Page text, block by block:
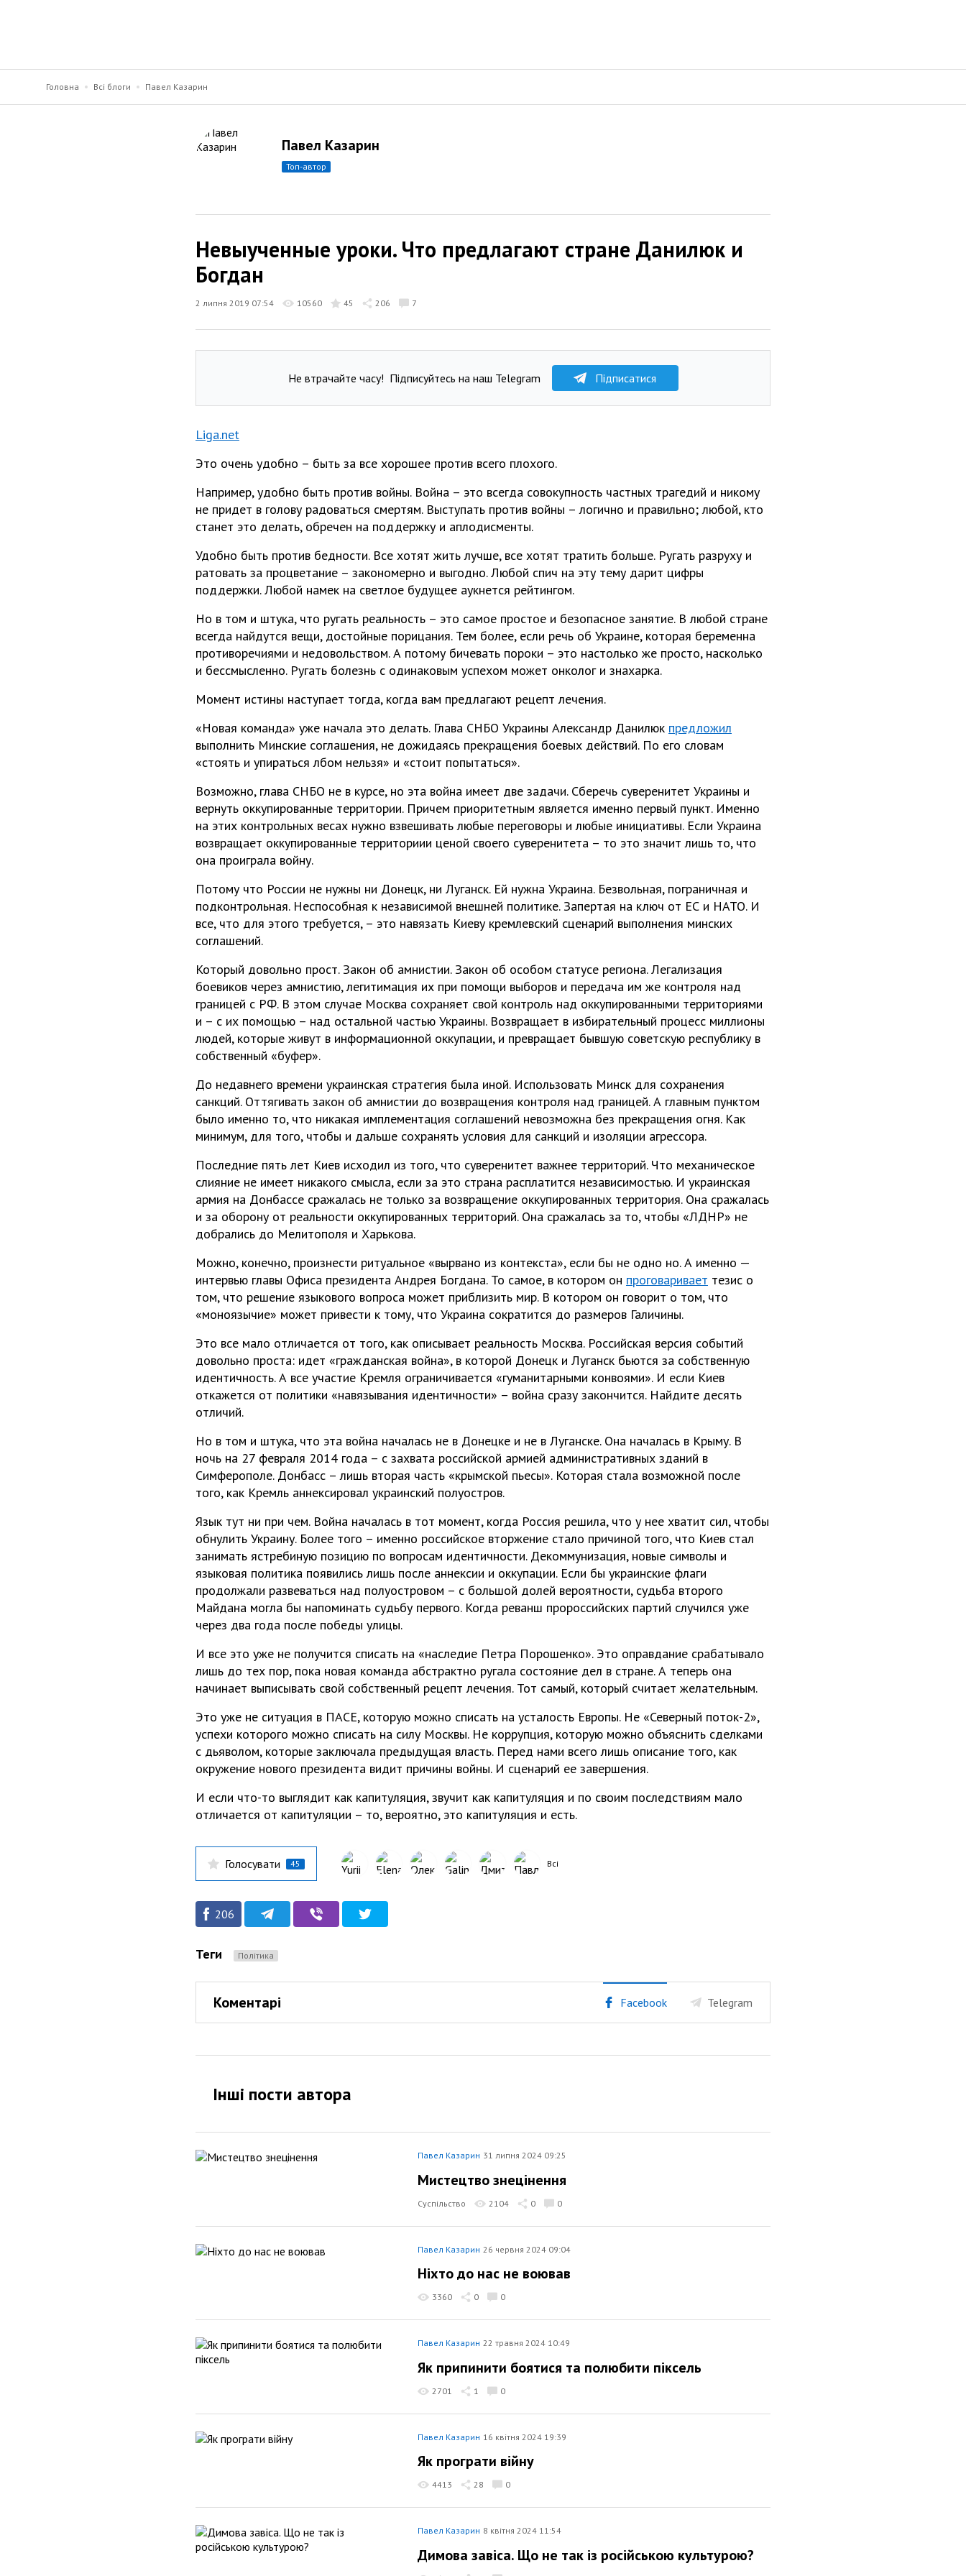
Головна Всі блоги Павел Казарин
Павел Казарин
топ-автор
Невыученные уроки. Что предлагают стране Данилюк и
Богдан
2 липня 2019 07:54 10560 45 206 7
Не втрачайте часу! Підписуйтесь на наш Telegram Підписатися
Liga.net
Это очень удобно – быть за все хорошее против всего плохого.
Например, удобно быть против войны. Война – это всегда совокупность частных трагедий и никому
не придет в голову радоваться смертям. Выступать против войны – логично и правильно; любой, кто
станет это делать, обречен на поддержку и аплодисменты.
Удобно быть против бедности. Все хотят жить лучше, все хотят тратить больше. Ругать разруху и
ратовать за процветание – закономерно и выгодно. Любой спич на эту тему дарит цифры
поддержки. Любой намек на светлое будущее аукнется рейтингом.
Но в том и штука, что ругать реальность – это самое простое и безопасное занятие. В любой стране
всегда найдутся вещи, достойные порицания. Тем более, если речь об Украине, которая беременна
противоречиями и недовольством. А потому бичевать пороки – это настолько же просто, насколько
и бессмысленно. Ругать болезнь с одинаковым успехом может онколог и знахарка.
Момент истины наступает тогда, когда вам предлагают рецепт лечения.
«Новая команда» уже начала это делать. Глава СНБО Украины Александр Данилюк предложил
выполнить Минские соглашения, не дожидаясь прекращения боевых действий. По его словам
«стоять и упираться лбом нельзя» и «стоит попытаться».
Возможно, глава СНБО не в курсе, но эта война имеет две задачи. Сберечь суверенитет Украины и
вернуть оккупированные территории. Причем приоритетным является именно первый пункт. Именно
на этих контрольных весах нужно взвешивать любые переговоры и любые инициативы. Если Украина
возвращает оккупированные территориии ценой своего суверенитета – то это значит лишь то, что
она проиграла войну.
Потому что России не нужны ни Донецк, ни Луганск. Ей нужна Украина. Безвольная, пограничная и
подконтрольная. Неспособная к независимой внешней политике. Запертая на ключ от ЕС и НАТО. И
все, что для этого требуется, – это навязать Киеву кремлевский сценарий выполнения минских
соглашений.
Который довольно прост. Закон об амнистии. Закон об особом статусе региона. Легализация
боевиков через амнистию, легитимация их при помощи выборов и передача им же контроля над
границей с РФ. В этом случае Москва сохраняет свой контроль над оккупированными территориями
и – с их помощью – над остальной частью Украины. Возвращает в избирательный процесс миллионы
людей, которые живут в информационной оккупации, и превращает бывшую советскую республику в
собственный «буфер».
До недавнего времени украинская стратегия была иной. Использовать Минск для сохранения
санкций. Оттягивать закон об амнистии до возвращения контроля над границей. А главным пунктом
было именно то, что никакая имплементация соглашений невозможна без прекращения огня. Как
минимум, для того, чтобы и дальше сохранять условия для санкций и изоляции агрессора.
Последние пять лет Киев исходил из того, что суверенитет важнее территорий. Что механическое
слияние не имеет никакого смысла, если за это страна расплатится независимостью. И украинская
армия на Донбассе сражалась не только за возвращение оккупированных территория. Она сражалась
и за оборону от реальности оккупированных территорий. Она сражалась за то, чтобы «ЛДНР» не
добрались до Мелитополя и Харькова.
Можно, конечно, произнести ритуальное «вырвано из контекста», если бы не одно но. А именно —
интервью главы Офиса президента Андрея Богдана. То самое, в котором он проговаривает тезис о
том, что решение языкового вопроса может приблизить мир. В котором он говорит о том, что
«моноязычие» может привести к тому, что Украина сократится до размеров Галичины.
Это все мало отличается от того, как описывает реальность Москва. Российская версия событий
довольно проста: идет «гражданская война», в которой Донецк и Луганск бьются за собственную
идентичность. А все участие Кремля ограничивается «гуманитарными конвоями». И если Киев
откажется от политики «навязывания идентичности» – война сразу закончится. Найдите десять
отличий.
Но в том и штука, что эта война началась не в Донецке и не в Луганске. Она началась в Крыму. В
ночь на 27 февраля 2014 года – с захвата российской армией административных зданий в
Симферополе. Донбасс – лишь вторая часть «крымской пьесы». Которая стала возможной после
того, как Кремль аннексировал украинский полуостров.
Язык тут ни при чем. Война началась в тот момент, когда Россия решила, что у нее хватит сил, чтобы
обнулить Украину. Более того – именно российское вторжение стало причиной того, что Киев стал
занимать ястребиную позицию по вопросам идентичности. Декоммунизация, новые символы и
языковая политика появились лишь после аннексии и оккупации. Если бы украинские флаги
продолжали развеваться над полуостровом – с большой долей вероятности, судьба второго
Майдана могла бы напоминать судьбу первого. Когда реванш пророcсийских партий случился уже
через два года после победы улицы.
И все это уже не получится списать на «наследие Петра Порошенко». Это оправдание срабатывало
лишь до тех пор, пока новая команда абстрактно ругала состояние дел в стране. А теперь она
начинает выписывать свой собственный рецепт лечения. Тот самый, который считает желательным.
Это уже не ситуация в ПАСЕ, которую можно списать на усталость Европы. Не «Северный поток-2»,
успехи которого можно списать на силу Москвы. Не коррупция, которую можно объяснить сделками
с дьяволом, которые заключала предыдущая власть. Перед нами всего лишь описание того, как
окружение нового президента видит причины войны. И сценарий ее завершения.
И если что-то выглядит как капитуляция, звучит как капитуляция и по своим последствиям мало
отличается от капитуляции – то, вероятно, это капитуляция и есть.
Голосувати 45 Всі
206
Теги Політика
Коментарі Facebook Telegram
Інші пости автора
Павел Казарин 31 липня 2024 09:25
Мистецтво знецінення
Суспільство 2104 0 0
Павел Казарин 26 червня 2024 09:04
Ніхто до нас не воював
3360 0 0
Павел Казарин 22 травня 2024 10:49
Як припинити боятися та полюбити піксель
2701 1 0
Павел Казарин 16 квітня 2024 19:39
Як програти війну
4413 28 0
Павел Казарин 8 квітня 2024 11:54
Димова завіса. Що не так із російською культурою?